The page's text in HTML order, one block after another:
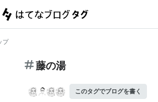
プ
藤の湯
このタグでブログを書く